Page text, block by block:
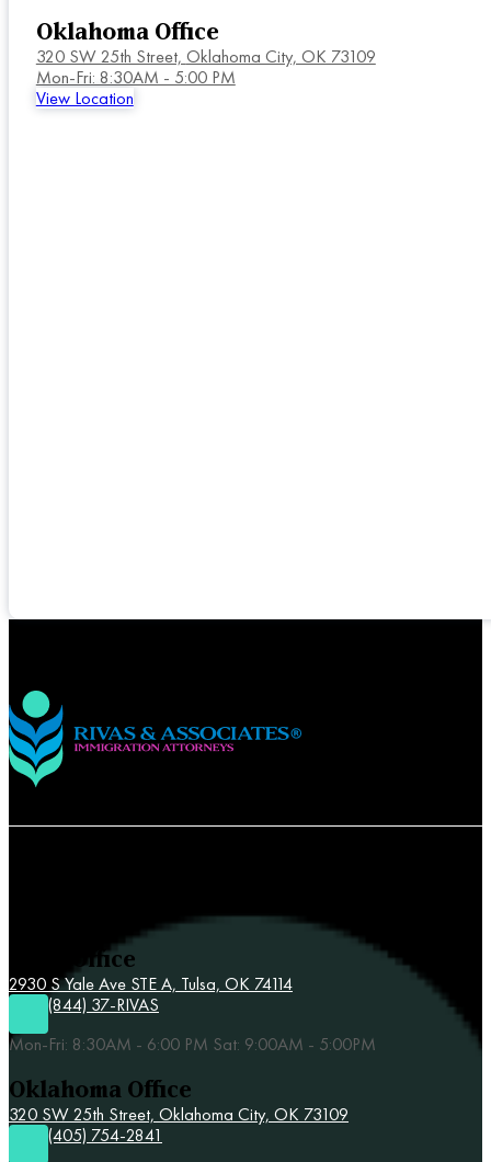
Oklahoma Office
320 SW 25th Street, Oklahoma City, OK 73109
Mon-Fri: 8:30AM - 5:00 PM
View Location
Tulsa Office
2930 S Yale Ave STE A, Tulsa, OK 74114
(844) 37-RIVAS
Mon-Fri: 8:30AM - 6:00 PM Sat: 9:00AM - 5:00PM
Oklahoma Office
320 SW 25th Street, Oklahoma City, OK 73109
(405) 754-2841